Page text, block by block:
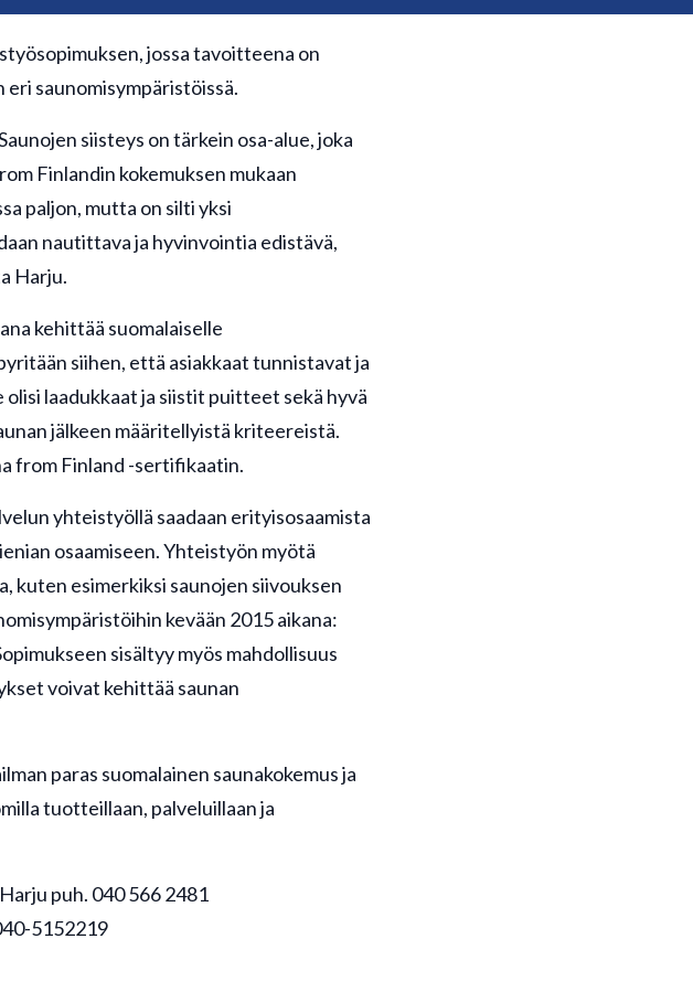
jossa tavoitteena on
saunomisympäristöissä.
siisteys on tärkein osa-alue, joka
Finlandin kokemuksen mukaan
paljon, mutta on silti yksi
nautittava ja hyvinvointia edistävä,
Harju.
kehittää suomalaiselle
siihen, että asiakkaat tunnistavat ja
olisi laadukkaat ja siistit puitteet sekä hyvä
jälkeen määritellyistä kriteereistä.
from Finland -sertifikaatin.
yhteistyöllä saadaan erityisosaamista
osaamiseen. Yhteistyön myötä
kuten esimerkiksi saunojen siivouksen
kevään 2015 aikana:
sisältyy myös mahdollisuus
voivat kehittää saunan
paras suomalainen saunakokemus ja
tuotteillaan, palveluillaan ja
puh. 040 566 2481
5152219